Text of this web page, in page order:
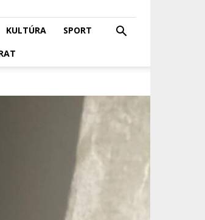
KULTÚRA
SPORT